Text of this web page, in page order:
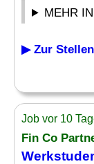
MEHR
▶ Zur
Job vor 10
Fin Co